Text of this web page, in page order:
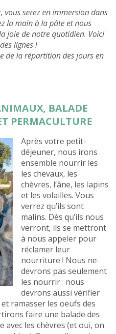
vous serez en immersion dans
la main à la pâte et nous
joie de notre quotidien. Voici
lignes !
de la répartition des jours en
BALADE
PERMACULTURE
Après votre petit-
déjeuner, nous irons
ensemble nourrir les
les chevaux, les
chèvres, l’âne, les lapins
et les volailles. Vous
verrez qu’ils sont
malins. Dès qu’ils nous
verront, ils se mettront
à nous appeler pour
réclamer leur
nourriture ! Nous ne
devrons pas seulement
les nourrir : nous
devrons aussi vérifier
ramasser les oeufs des
faire une balade des
avec les chèvres (et oui, on